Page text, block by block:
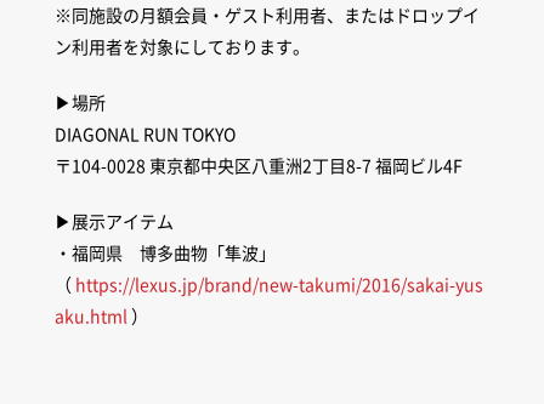
※同施設の月額会員・ゲスト利用者、またはドロップイ
ン利用者を対象にしております。
▶︎場所
DIAGONAL RUN TOKYO
〒104-0028 東京都中央区八重洲2丁目8-7 福岡ビル4F
▶︎展示アイテム
・福岡県 博多曲物「隼波」
（ https://lexus.jp/brand/new-takumi/2016/sakai-yus
aku.html ）